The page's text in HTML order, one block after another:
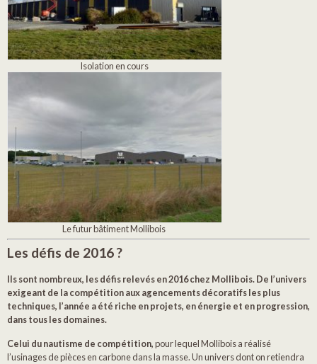
Isolation en cours
Le futur bâtiment Mollibois
Les défis de 2016 ?
Ils sont nombreux, les défis relevés en 2016 chez Mollibois. De l’univers
exigeant de la compétition aux agencements décoratifs les plus
techniques, l’année a été riche en projets, en énergie et en progression,
dans tous les domaines.
Celui du nautisme de compétition,pour lequel Mollibois a réalisé
l’usinages de pièces en carbone dans la masse. Un univers dont on retiendra